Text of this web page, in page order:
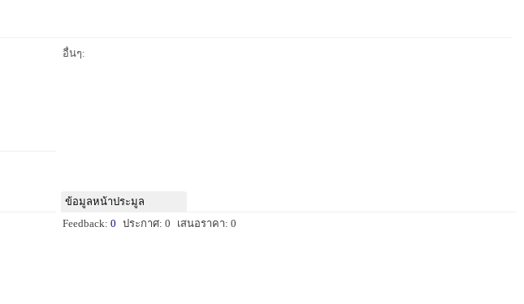
อื่นๆ:
ข้อมูลหน้าประมูล
Feedback: 0 ประกาศ: 0 เสนอราคา: 0